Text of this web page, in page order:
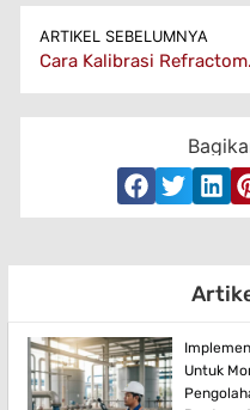
ARTIKEL SEBELUMNYA
Cara
Untuk